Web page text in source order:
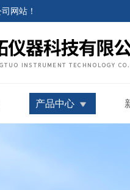
司网站 ！
产品中心